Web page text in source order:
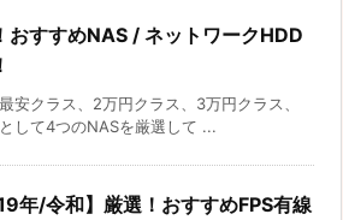
おすすめNAS / ネットワークHDD
安クラス、2万円クラス、3万円クラス、
して4つのNASを厳選して ...
年/令和】厳選！おすすめFPS有線